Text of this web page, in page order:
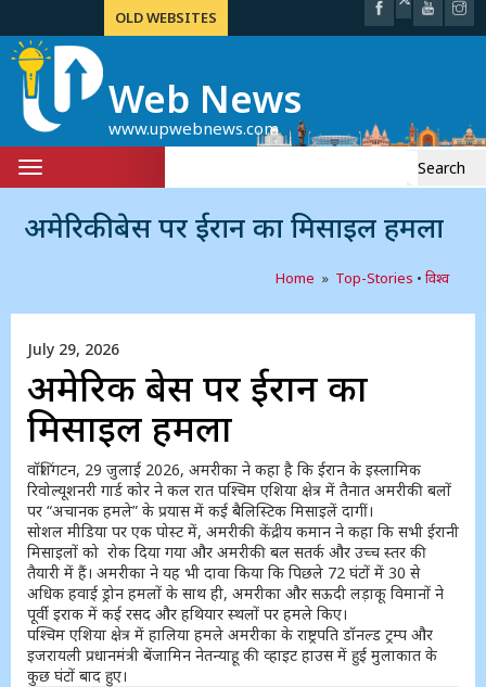
OLD WEBSITES
Web News
www.upwebnews.com
Toggle
navigation
अमेरिकी बेस पर ईरान का मिसाइल हमला
Home » Top-Stories • विश्व
July 29, 2026
अमेरिकी बेस पर ईरान का
मिसाइल हमला
वॉशिंगटन, 29 जुलाई 2026, अमरीका ने कहा है कि ईरान के इस्लामिक
रिवोल्यूशनरी गार्ड कोर ने कल रात पश्चिम एशिया क्षेत्र में तैनात अमरीकी बलों
पर “अचानक हमले” के प्रयास में कई बैलिस्टिक मिसाइलें दागीं।
सोशल मीडिया पर एक पोस्ट में, अमरीकी केंद्रीय कमान ने कहा कि सभी ईरानी
मिसाइलों को रोक दिया गया और अमरीकी बल सतर्क और उच्च स्तर की
तैयारी में हैं। अमरीका ने यह भी दावा किया कि पिछले 72 घंटों में 30 से
अधिक हवाई ड्रोन हमलों के साथ ही, अमरीका और सऊदी लड़ाकू विमानों ने
पूर्वी इराक में कई रसद और हथियार स्थलों पर हमले किए।
पश्चिम एशिया क्षेत्र में हालिया हमले अमरीका के राष्ट्रपति डॉनल्ड ट्रम्प और
इजरायली प्रधानमंत्री बेंजामिन नेतन्याहू की व्हाइट हाउस में हुई मुलाकात के
कुछ घंटों बाद हुए।